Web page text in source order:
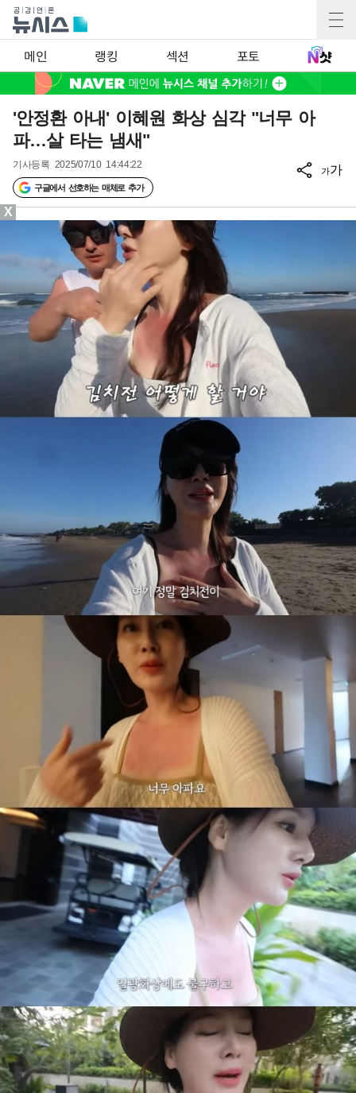
메인 랭킹 섹션 포토
'안정환 아내' 이혜원 화상 심각 "너무 아
파…살 타는 냄새"
기사등록 2025/07/10 14:44:22
구글에서 선호하는 매체로 추가
가가
X